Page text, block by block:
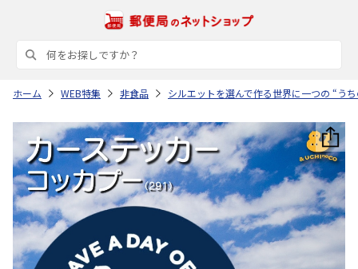
ホーム WEB特集 非食品 シルエットを選んで作る世界に一つの “う